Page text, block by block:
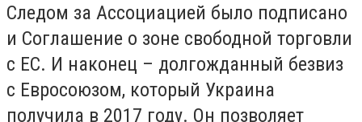
Следом за Ассоциацией было подписано
и Соглашение о зоне свободной торговли
с ЕС. И наконец – долгожданный безвиз
с Евросоюзом, который Украина
получила в 2017 году. Он позволяет